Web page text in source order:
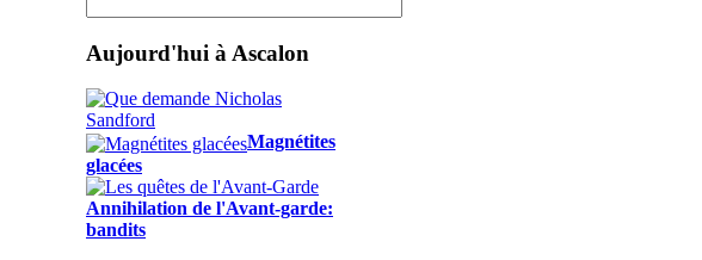
Aujourd'hui à Ascalon
Magnétites
glacées
Annihilation de l'Avant-garde:
bandits